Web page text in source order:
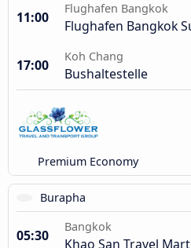
11:00
Flughafen Bangkok
Flughafen Bangkok
17:00
Koh Chang
Bushaltestelle
Premium Economy
Burapha
05:30
Bangkok
Khao San Travel Mart